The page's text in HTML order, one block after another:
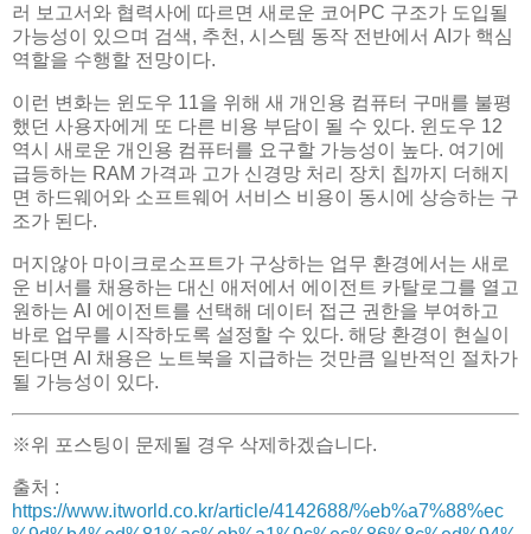
러 보고서와 협력사에 따르면 새로운 코어PC 구조가 도입될
가능성이 있으며 검색, 추천, 시스템 동작 전반에서 AI가 핵심
역할을 수행할 전망이다.
이런 변화는 윈도우 11을 위해 새 개인용 컴퓨터 구매를 불평
했던 사용자에게 또 다른 비용 부담이 될 수 있다. 윈도우 12
역시 새로운 개인용 컴퓨터를 요구할 가능성이 높다. 여기에
급등하는 RAM 가격과 고가 신경망 처리 장치 칩까지 더해지
면 하드웨어와 소프트웨어 서비스 비용이 동시에 상승하는 구
조가 된다.
머지않아 마이크로소프트가 구상하는 업무 환경에서는 새로
운 비서를 채용하는 대신 애저에서 에이전트 카탈로그를 열고
원하는 AI 에이전트를 선택해 데이터 접근 권한을 부여하고
바로 업무를 시작하도록 설정할 수 있다. 해당 환경이 현실이
된다면 AI 채용은 노트북을 지급하는 것만큼 일반적인 절차가
될 가능성이 있다.
※위 포스팅이 문제될 경우 삭제하겠습니다.
출처 :
https://www.itworld.co.kr/article/4142688/%eb%a7%88%ec